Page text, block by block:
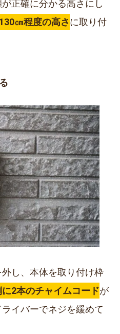
正確に分かる高さにし
㎝程度の高さに取り付
し、本体を取り付け枠
2本のチャイムコードが
イバーでネジを緩めて